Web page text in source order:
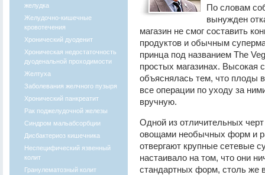
желудка
Желудочно-кишечные
кровотечения
Хронический дуоденит
Хроническая недостаточность
дуоденальной проходимости
Желтуха
Заболевания желчного пузыря
Хронический панкреатит
Рак поджелудочной железы
Синдром мальабсорбции
Дисбактериоз кишечника
Неспецифический язвенный
колит
Гранулематозный колит
По словам
вынужден
магазин не смог составить
продуктов и обычным
принца под названием The
простых магазинах. Высокая
объяснялась тем, что плоды
все операции по уходу за
вручную.
Одной из отличительных
овощами необычных форм и
отвергают крупные сетевые
настаивало на том, что они
стандартных форм, столь же